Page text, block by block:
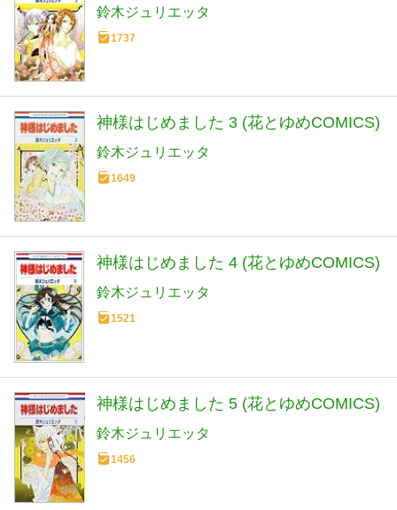
鈴木ジュリエッタ
1737
神様はじめました 3 (花とゆめCOMICS)
鈴木ジュリエッタ
1649
神様はじめました 4 (花とゆめCOMICS)
鈴木ジュリエッタ
1521
神様はじめました 5 (花とゆめCOMICS)
鈴木ジュリエッタ
1456